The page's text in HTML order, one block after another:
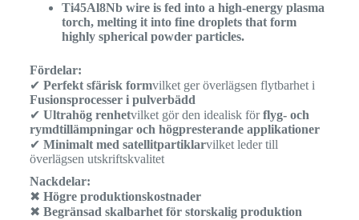
Ti45Al8Nb wire is fed into a high-energy plasma
torch, melting it into fine droplets that form
highly spherical powder particles.
Fördelar:
✔ Perfekt sfärisk formvilket ger överlägsen flytbarhet i
Fusionsprocesser i pulverbädd
✔ Ultrahög renhetvilket gör den idealisk förflyg- och
rymdtillämpningar och högpresterande applikationer
✔ Minimalt med satellitpartiklarvilket leder till
överlägsen utskriftskvalitet
Nackdelar:
✖ Högre produktionskostnader
✖ Begränsad skalbarhet för storskalig produktion